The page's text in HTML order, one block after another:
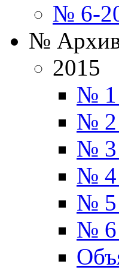
№ 6-
№
2015
№ 1
№ 2
№ 3
№ 4
№ 5
№ 6